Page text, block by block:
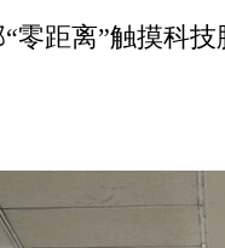
距离”触摸科